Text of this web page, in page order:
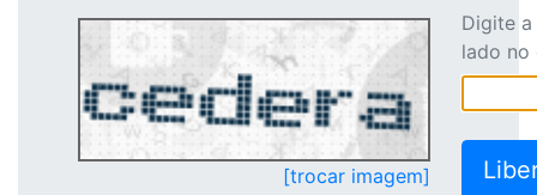
[trocar imagem]
Digite
lado no